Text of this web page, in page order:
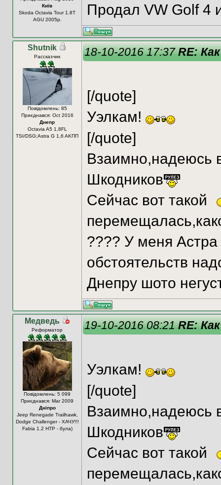
Київ
Skoda Octavia Tour 1.8T
AGU 2005р.
Продал VW Golf 4
Shutnik
Рассказчик
Повідомлень: 85
Приєднався: Oct 2016
Днепр
Octavia A5 1,8FL
TSI/DSG;Astra G 1,6 AKПП
18-10-2016 17:37RE:
[/quote]
Уэлкам!
[/quote]
Взаимно,надеюсь
Шкодников
Сейчас вот такой
???? У меня
обстоятельств
Днепру шото
Медведь
Реформатор
Повідомлень: 5 099
Приєднався: Mar 2009
Дніпро
Jeep Renegade Trailhawk,
Dodge Challenger - ХАЧУ!!!
Fabia 1.2 HTP - була)
19-10-2016 08:21RE:
Уэлкам!
[/quote]
Взаимно,надеюсь
Шкодников
Сейчас вот такой